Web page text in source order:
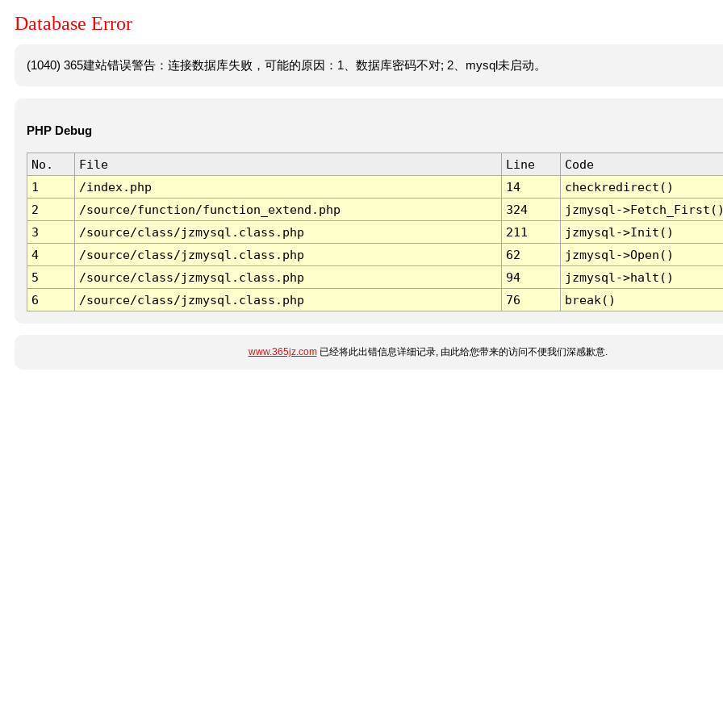
Database Error
(1040) 365建站错误警告：连接数据库失败，可能的原因：1、数据库密码不对; 2、mysql未启动。
PHP Debug
No. File Line
Code
1
/index.php 14
checkredirect()
2
/source/function/function_extend.php 324
jzmysql-
3
/source/class/jzmysql.class.php 211
jzmysql->Init()
4
/source/class/jzmysql.class.php 62
jzmysql->Open()
5
/source/class/jzmysql.class.php 94
jzmysql->halt()
6
/source/class/jzmysql.class.php 76 break()
www.365jz.com已经将此出错信息详细记录, 由此给您带来的访问不便我们深感歉意.